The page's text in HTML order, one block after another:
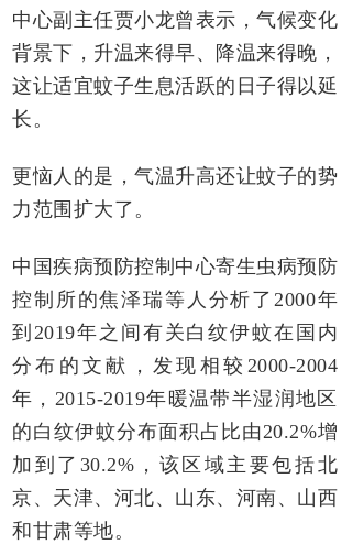
中心副主任贾小龙曾表示，气候变化
背景下，升温来得早、降温来得晚，
这让适宜蚊子生息活跃的日子得以延
长。
更恼人的是，气温升高还让蚊子的势
力范围扩大了。
中国疾病预防控制中心寄生虫病预防
控制所的焦泽瑞等人分析了2000年
到2019年之间有关白纹伊蚊在国内
分布的文献，发现相较2000-2004
年，2015-2019年暖温带半湿润地区
的白纹伊蚊分布面积占比由20.2%增
加到了30.2%，该区域主要包括北
京、天津、河北、山东、河南、山西
和甘肃等地。